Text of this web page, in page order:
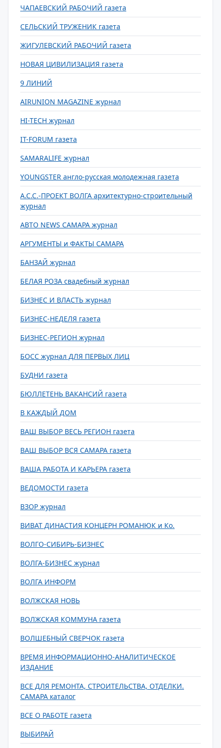
ЧАПАЕВСКИЙ РАБОЧИЙ газета
СЕЛЬСКИЙ ТРУЖЕНИК газета
ЖИГУЛЕВСКИЙ РАБОЧИЙ газета
НОВАЯ ЦИВИЛИЗАЦИЯ газета
9 ЛИНИЙ
AIRUNION MAGAZINE журнал
HI-TECH журнал
IT-FORUM газета
SAMARALIFE журнал
YOUNGSTER англо-русская молодежная газета
А.С.С.-ПРОЕКТ ВОЛГА архитектурно-строительный
журнал
АВТО NEWS САМАРА журнал
АРГУМЕНТЫ и ФАКТЫ САМАРА
БАНЗАЙ журнал
БЕЛАЯ РОЗА свадебный журнал
БИЗНЕС И ВЛАСТЬ журнал
БИЗНЕС-НЕДЕЛЯ газета
БИЗНЕС-РЕГИОН журнал
БОСС журнал ДЛЯ ПЕРВЫХ ЛИЦ
БУДНИ газета
БЮЛЛЕТЕНЬ ВАКАНСИЙ газета
В КАЖДЫЙ ДОМ
ВАШ ВЫБОР ВЕСЬ РЕГИОН газета
ВАШ ВЫБОР ВСЯ САМАРА газета
ВАША РАБОТА И КАРЬЕРА газета
ВЕДОМОСТИ газета
ВЗОР журнал
ВИВАТ ДИНАСТИЯ КОНЦЕРН РОМАНЮК и Ко.
ВОЛГО-СИБИРЬ-БИЗНЕС
ВОЛГА-БИЗНЕС журнал
ВОЛГА ИНФОРМ
ВОЛЖСКАЯ НОВЬ
ВОЛЖСКАЯ КОММУНА газета
ВОЛШЕБНЫЙ СВЕРЧОК газета
ВРЕМЯ ИНФОРМАЦИОННО-АНАЛИТИЧЕСКОЕ
ИЗДАНИЕ
ВСЕ ДЛЯ РЕМОНТА, СТРОИТЕЛЬСТВА, ОТДЕЛКИ.
САМАРА каталог
ВСЕ О РАБОТЕ газета
ВЫБИРАЙ